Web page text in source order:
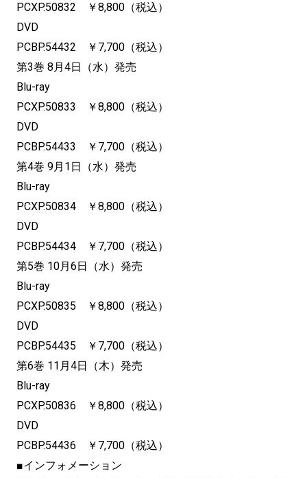
PCXP.50832 ￥8,800（税込）
DVD
PCBP.54432 ￥7,700（税込）
第3巻 8月4日（水）発売
Blu-ray
PCXP.50833 ￥8,800（税込）
DVD
PCBP.54433 ￥7,700（税込）
第4巻 9月1日（水）発売
Blu-ray
PCXP.50834 ￥8,800（税込）
DVD
PCBP.54434 ￥7,700（税込）
第5巻 10月6日（水）発売
Blu-ray
PCXP.50835 ￥8,800（税込）
DVD
PCBP.54435 ￥7,700（税込）
第6巻 11月4日（木）発売
Blu-ray
PCXP.50836 ￥8,800（税込）
DVD
PCBP.54436 ￥7,700（税込）
■インフォメーション